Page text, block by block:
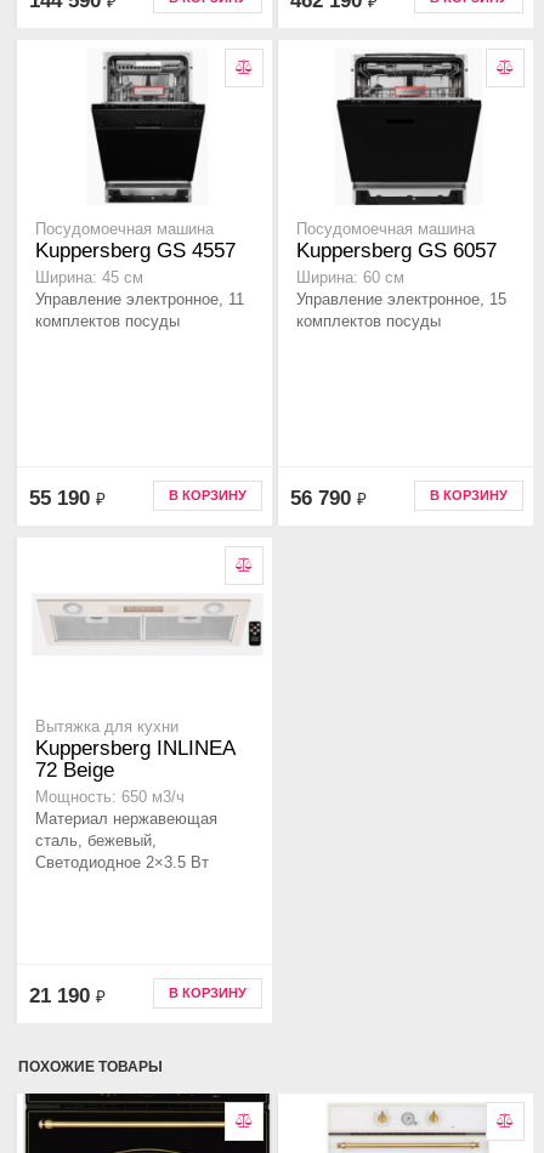
Посудомоечная машина
Kuppersberg GS 4557
Ширина: 45 см
Управление электронное, 11
комплектов посуды
55 190 ₽ В КОРЗИНУ
Посудомоечная машина
Kuppersberg GS 6057
Ширина: 60 см
Управление электронное, 15
комплектов посуды
56 790 ₽ В КОРЗИНУ
Вытяжка для кухни
Kuppersberg INLINEA
72 Beige
Мощность: 650 м3/ч
Материал нержавеющая
сталь, бежевый,
Светодиодное 2×3.5 Вт
21 190 ₽ В КОРЗИНУ
ПОХОЖИЕ ТОВАРЫ